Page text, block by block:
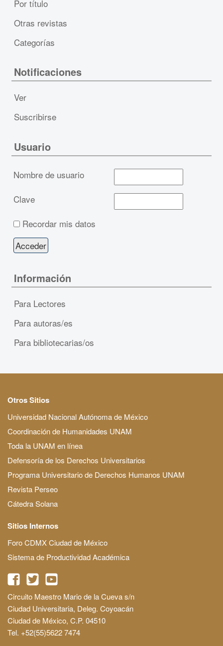
Por título
Otras revistas
Categorías
Notificaciones
Ver
Suscribirse
Usuario
Nombre de usuario
Clave
Recordar mis datos
Información
Para Lectores
Para autoras/es
Para bibliotecarias/os
Otros Sitios
Universidad Nacional Autónoma de México
Coordinación de Humanidades UNAM
Toda la UNAM en línea
Defensoría de los Derechos Universitarios
Programa Universitario de Derechos Humanos UNAM
Revista Perseo
Cátedra Solana
Sitios Internos
Foro CDMX Ciudad de México
Sistema de Productividad Académica
Circuito Maestro Mario de la Cueva s/n
Ciudad Universitaria, Deleg. Coyoacán
Ciudad de México, C.P. 04510
Tel. +52(55)5622 7474